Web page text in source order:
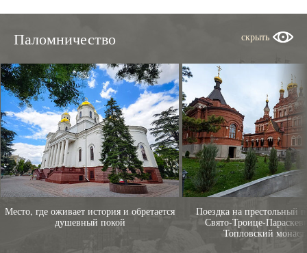
скрыть
Паломничество
Место, где оживает история и обретается
душевный покой
Поездка на престольный
Топловский